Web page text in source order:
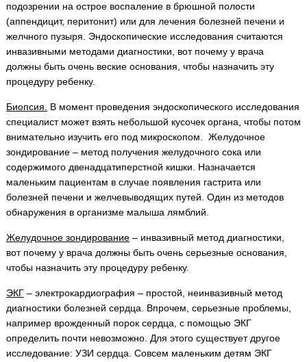
подозрении на острое воспаление в брюшной полости
(аппендицит, перитонит) или для лечения болезней печени и
желчного пузыря. Эндоскопические исследования считаются
инвазивными методами диагностики, вот почему у врача
должны быть очень веские основания, чтобы назначить эту
процедуру ребенку.
Биопсия.
В момент проведения эндоскопического исследования
специалист может взять небольшой кусочек органа, чтобы потом
внимательно изучить его под микроскопом. Желудочное
зондирование – метод получения желудочного сока или
содержимого двенадцатиперстной кишки. Назначается
маленьким пациентам в случае появления гастрита или
болезней печени и желчевыводящих путей. Один из методов
обнаружения в организме малыша лямблий.
Желудочное зондирование– инвазивный метод диагностики,
вот почему у врача должны быть очень серьезные основания,
чтобы назначить эту процедуру ребенку.
ЭКГ– электрокардиография – простой, неинвазивный метод
диагностики болезней сердца. Впрочем, серьезные проблемы,
например врожденный порок сердца, с помощью ЭКГ
определить почти невозможно. Для этого существует другое
исследование: УЗИ сердца. Совсем маленьким детям ЭКГ